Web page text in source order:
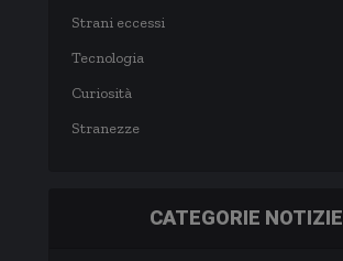
Strani eccessi
Tecnologia
Curiosità
Stranezze
CATEGORIE NOTIZIE